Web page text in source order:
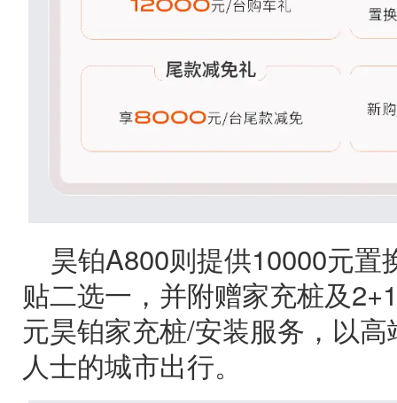
昊铂A800则提供10000元置
贴二选一，并附赠家充桩及
元昊铂家充桩/安装服务，以
人士的城市出行。